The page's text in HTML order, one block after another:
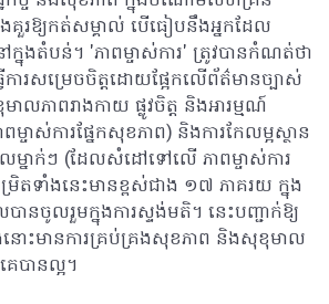
គួរឱ្យកត់សម្គាល់ បើធៀបនឹងអ្នកដែល
ងតំបន់។ 'ភាពម្ចាស់ការ' ត្រូវបានកំណត់ថា
ើការសម្រេចចិត្តដោយផ្អែកលើព័ត៌មានច្បាស់
លភាពរាងកាយ ផ្លូវចិត្ត និងអារម្មណ៍
ាស់ការផ្នែកសុខភាព) និងការកែលម្អស្ថាន
លម្នាក់ៗ (ដែលសំដៅទៅលើ ភាពម្ចាស់ការ
ម្រិតទាំងនេះមានខ្ពស់ជាង ១៧ ភាគរយ ក្នុង
ចូលរួមក្នុងការស្ទង់មតិ។ នេះបញ្ជាក់ឱ្យ
ះមានការគ្រប់គ្រងសុខភាព និងសុខុមាល
េបានល្អ។